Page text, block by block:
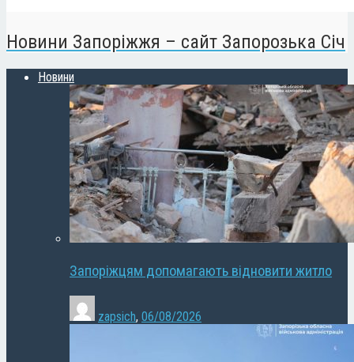
Новини Запоріжжя – сайт Запорозька Січ
Новини
Запоріжцям допомагають відновити житло
zapsich, 06/08/2026